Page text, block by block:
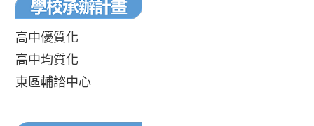
高中優質化
高中均質化
東區輔諮中心